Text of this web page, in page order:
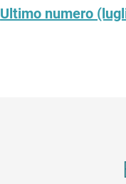
Ultimo numero